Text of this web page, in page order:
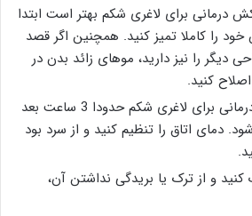
درمانی برای لاغری شکم بهتر است ابتدا
را کاملا تمیز کنید. همچنین اگر قصد
دیگر را نیز دارید، موهای زائد بدن در
کنید.
بهتر است بادکش درمانی برای لاغری شکم حدودا 3 ساعت بعد
دمای اتاق را تنظیم کنید و از سرد بود
کنید و از ترک یا بریدگی نداشتن آن،